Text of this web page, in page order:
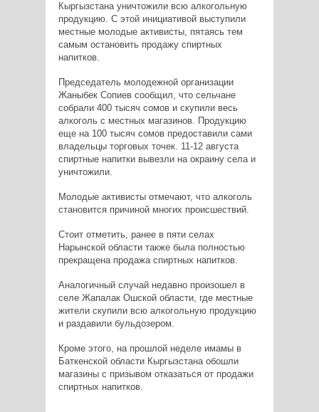
Кыргызстана уничтожили всю алкогольную
продукцию. С этой инициативой выступили
местные молодые активисты, пятаясь тем
самым остановить продажу спиртных
напитков.
Председатель молодежной организации
Жаныбек Сопиев сообщил, что сельчане
собрали 400 тысяч сомов и скупили весь
алкоголь с местных магазинов. Продукцию
еще на 100 тысяч сомов предоставили сами
владельцы торговых точек. 11-12 августа
спиртные напитки вывезли на окраину села и
уничтожили.
Молодые активисты отмечают, что алкоголь
становится причиной многих происшествий.
Стоит отметить, ранее в пяти селах
Нарынской области также была полностью
прекращена продажа спиртных напитков.
Аналогичный случай недавно произошел в
селе Жапалак Ошской области, где местные
жители скупили всю алкогольную продукцию
и раздавили бульдозером.
Кроме этого, на прошлой неделе имамы в
Баткенской области Кыргызстана обошли
магазины с призывом отказаться от продажи
спиртных напитков.